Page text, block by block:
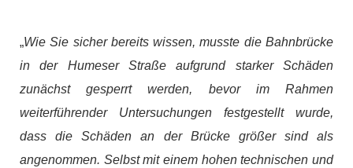
„Wie Sie sicher bereits wissen, musste die Bahnbrücke
in der Humeser Straße aufgrund starker Schäden
zunächst gesperrt werden, bevor im Rahmen
weiterführender Untersuchungen festgestellt wurde,
dass die Schäden an der Brücke größer sind als
angenommen. Selbst mit einem hohen technischen und